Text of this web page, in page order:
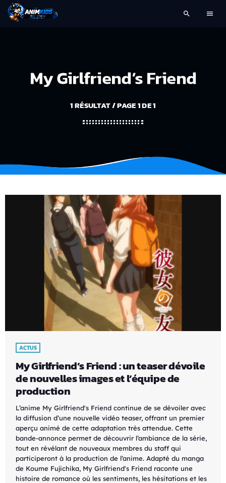
search menu
My Girlfriend’s Friend
1 RÉSULTAT / PAGE 1 DE 1
ACTUS
My Girlfriend’s Friend : un teaser dévoile
de nouvelles images et l’équipe de
production
L’anime My Girlfriend's Friend continue de se dévoiler avec
la diffusion d’une nouvelle vidéo teaser, offrant un premier
aperçu animé de cette adaptation très attendue. Cette
bande-annonce permet de découvrir l’ambiance de la série,
tout en révélant de nouveaux membres du staff qui
participeront à la production de l’anime. Adapté du manga
de Koume Fujichika, My Girlfriend's Friend raconte une
histoire de romance où les sentiments, les hésitations et les